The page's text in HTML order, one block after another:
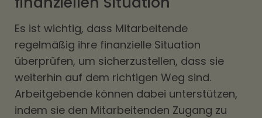
Es ist wichtig, dass Mitarbeitende
regelmäßig ihre finanzielle Situation
überprüfen, um sicherzustellen, dass sie
weiterhin auf dem richtigen Weg sind.
Arbeitgebende können dabei unterstützen,
indem sie den Mitarbeitenden Zugang zu